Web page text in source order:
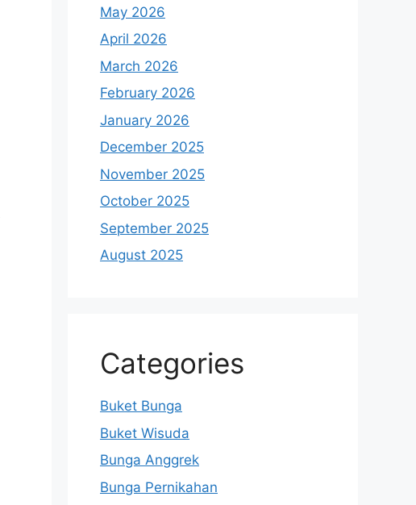
May 2026
April 2026
March 2026
February 2026
January 2026
December 2025
November 2025
October 2025
September 2025
August 2025
Categories
Buket Bunga
Buket Wisuda
Bunga Anggrek
Bunga Pernikahan